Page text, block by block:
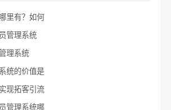
里有？如何
管理系统
理系统
统的价值是
现拓客引流
管理系统哪